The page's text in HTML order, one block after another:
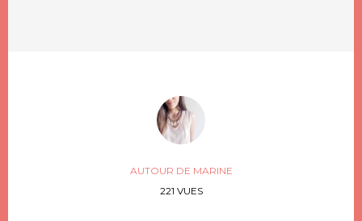
AUTOUR DE MARINE
221 VUES